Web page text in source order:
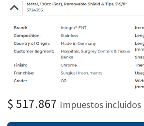
$ 517.867 Impuestos incluidos